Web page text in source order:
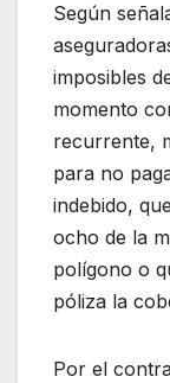
Según
imposibles
momento
recurrente,
para no
indebido,
ocho de la
polígono o
póliza la
Por el